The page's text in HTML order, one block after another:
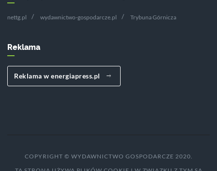
nettg.pl wydawnictwo-gospodarcze.pl Trybuna Górnicza
Reklama
Reklama w energiapress.pl
COPYRIGHT © WYDAWNICTWO GOSPODARCZE 2020.